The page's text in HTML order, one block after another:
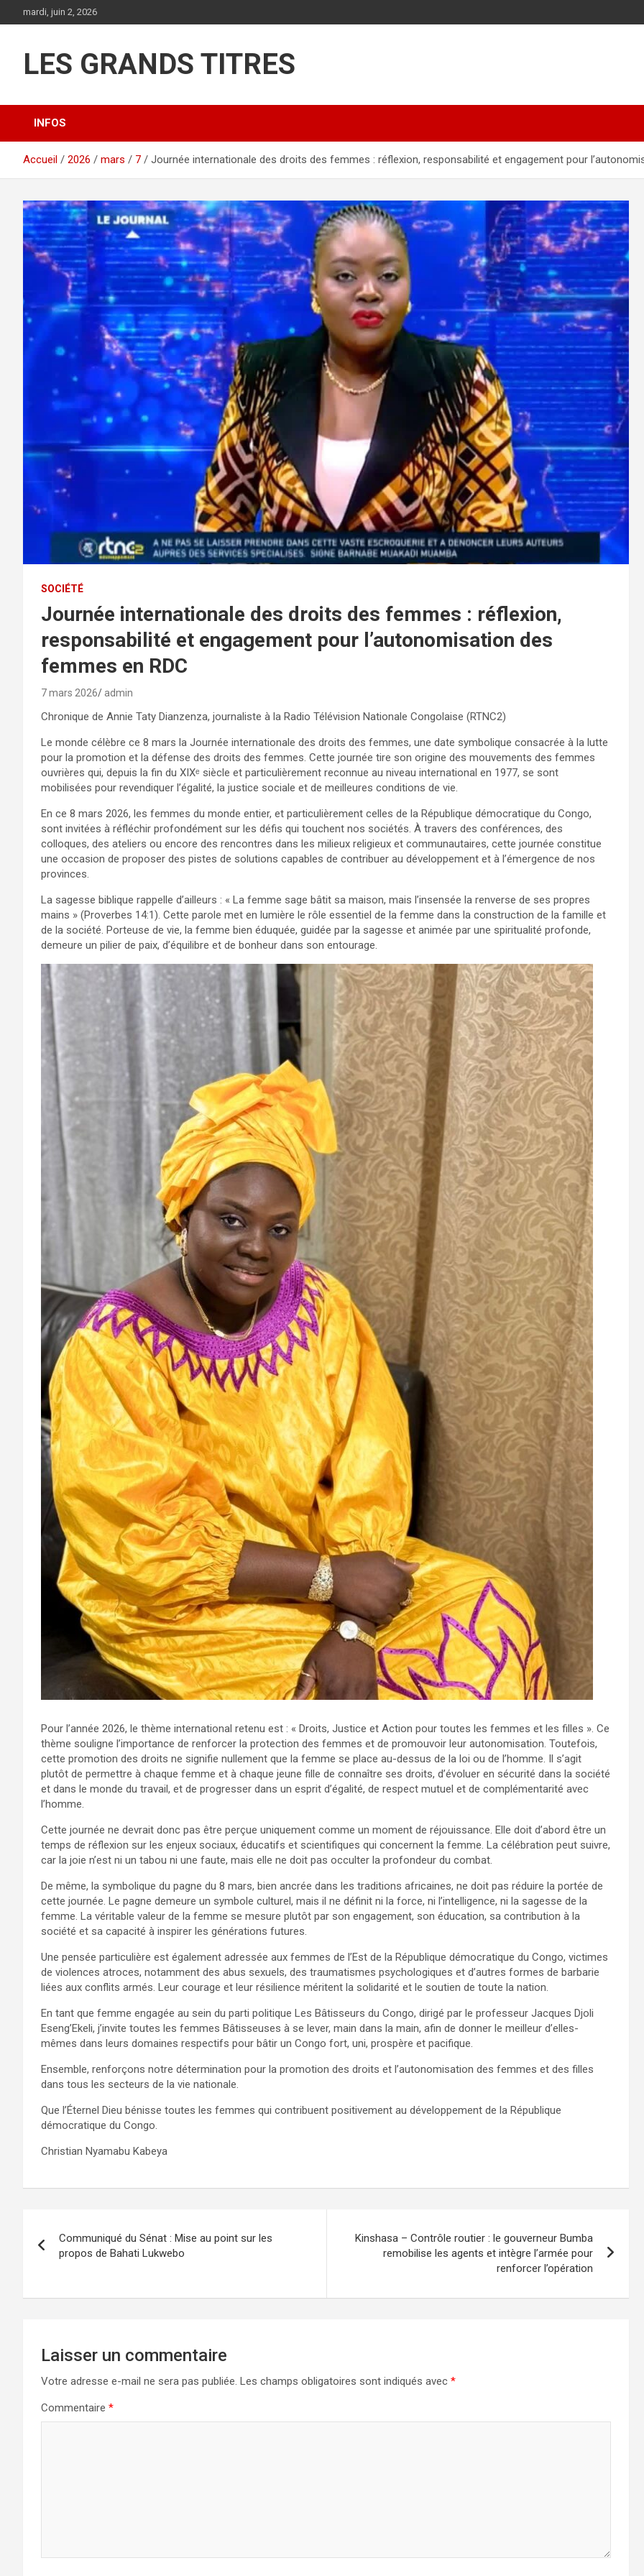
au
mardi, juin 2, 2026
LES GRANDS TITRES
INFOS
Accueil 2026 mars 7 Journée internationale des droits des femmes : réflexion, responsabilité et engagement pour
SOCIÉTÉ
Journée internationale des droits des femmes : réflexion,
responsabilité et engagement pour l’autonomisation des
femmes en RDC
7 mars 2026 admin
Chronique de Annie Taty Dianzenza, journaliste à la Radio Télévision Nationale Congolaise (RTNC2)
Le monde célèbre ce 8 mars la Journée internationale des droits des femmes, une date symbolique consacrée à la lutte
pour la promotion et la défense des droits des femmes. Cette journée tire son origine des mouvements des femmes
ouvrières qui, depuis la fin du XIXᵉ siècle et particulièrement reconnue au niveau international en 1977, se sont
mobilisées pour revendiquer l’égalité, la justice sociale et de meilleures conditions de vie.
En ce 8 mars 2026, les femmes du monde entier, et particulièrement celles de la République démocratique du Congo,
sont invitées à réfléchir profondément sur les défis qui touchent nos sociétés. À travers des conférences, des
colloques, des ateliers ou encore des rencontres dans les milieux religieux et communautaires, cette journée constitue
une occasion de proposer des pistes de solutions capables de contribuer au développement et à l’émergence de nos
provinces.
La sagesse biblique rappelle d’ailleurs : « La femme sage bâtit sa maison, mais l’insensée la renverse de ses propres
mains » (Proverbes 14:1). Cette parole met en lumière le rôle essentiel de la femme dans la construction de la famille et
de la société. Porteuse de vie, la femme bien éduquée, guidée par la sagesse et animée par une spiritualité profonde,
demeure un pilier de paix, d’équilibre et de bonheur dans son entourage.
Pour l’année 2026, le thème international retenu est : « Droits, Justice et Action pour toutes les femmes et les filles ». Ce
thème souligne l’importance de renforcer la protection des femmes et de promouvoir leur autonomisation. Toutefois,
cette promotion des droits ne signifie nullement que la femme se place au-dessus de la loi ou de l’homme. Il s’agit
plutôt de permettre à chaque femme et à chaque jeune fille de connaître ses droits, d’évoluer en sécurité dans la société
et dans le monde du travail, et de progresser dans un esprit d’égalité, de respect mutuel et de complémentarité avec
l’homme.
Cette journée ne devrait donc pas être perçue uniquement comme un moment de réjouissance. Elle doit d’abord être un
temps de réflexion sur les enjeux sociaux, éducatifs et scientifiques qui concernent la femme. La célébration peut suivre,
car la joie n’est ni un tabou ni une faute, mais elle ne doit pas occulter la profondeur du combat.
De même, la symbolique du pagne du 8 mars, bien ancrée dans les traditions africaines, ne doit pas réduire la portée de
cette journée. Le pagne demeure un symbole culturel, mais il ne définit ni la force, ni l’intelligence, ni la sagesse de la
femme. La véritable valeur de la femme se mesure plutôt par son engagement, son éducation, sa contribution à la
société et sa capacité à inspirer les générations futures.
Une pensée particulière est également adressée aux femmes de l’Est de la République démocratique du Congo, victimes
de violences atroces, notamment des abus sexuels, des traumatismes psychologiques et d’autres formes de barbarie
liées aux conflits armés. Leur courage et leur résilience méritent la solidarité et le soutien de toute la nation.
En tant que femme engagée au sein du parti politique Les Bâtisseurs du Congo, dirigé par le professeur Jacques Djoli
Eseng’Ekeli, j’invite toutes les femmes Bâtisseuses à se lever, main dans la main, afin de donner le meilleur d’elles-
mêmes dans leurs domaines respectifs pour bâtir un Congo fort, uni, prospère et pacifique.
Ensemble, renforçons notre détermination pour la promotion des droits et l’autonomisation des femmes et des filles
dans tous les secteurs de la vie nationale.
Que l’Éternel Dieu bénisse toutes les femmes qui contribuent positivement au développement de la République
démocratique du Congo.
Christian Nyamabu Kabeya
de
Communiqué du Sénat : Mise au point sur les
propos de Bahati Lukwebo
Kinshasa – Contrôle routier : le gouverneur Bumba
remobilise les agents et intègre l’armée pour
renforcer l’opération
Laisser un commentaire
Votre adresse e-mail ne sera pas publiée. Les champs obligatoires sont indiqués avec *
Commentaire *